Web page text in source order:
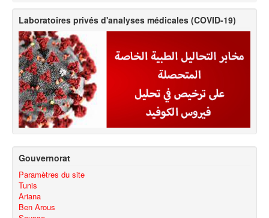
Laboratoires privés d'analyses médicales (COVID-19)
Gouvernorat
Paramètres du site
Tunis
Ariana
Ben Arous